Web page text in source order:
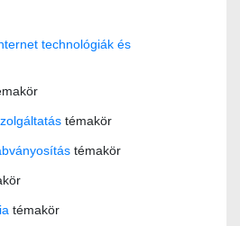
technológiák és
témakör
témakör
témakör